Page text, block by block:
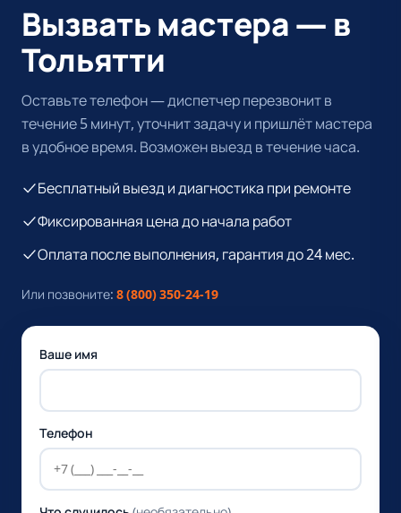
Вызвать мастера — в
Тольятти
Оставьте телефон — диспетчер перезвонит в
течение 5 минут, уточнит задачу и пришлёт мастера
в удобное время. Возможен выезд в течение часа.
Бесплатный выезд и диагностика при ремонте
Фиксированная цена до начала работ
Оплата после выполнения, гарантия до 24 мес.
Или позвоните: 8 (800) 350-24-19
Ваше имя
Телефон